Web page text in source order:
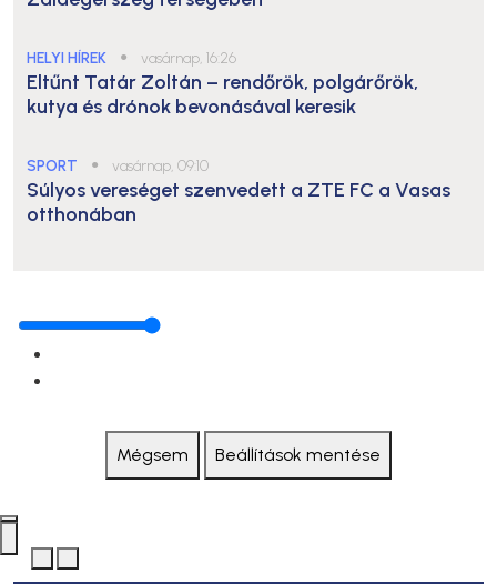
HELYI HÍREK ● vasárnap, 16:26
Eltűnt Tatár Zoltán – rendőrök, polgárőrök,
kutya és drónok bevonásával keresik
SPORT ● vasárnap, 09:10
Súlyos vereséget szenvedett a ZTE FC a Vasas
otthonában
Mégsem Beállítások mentése